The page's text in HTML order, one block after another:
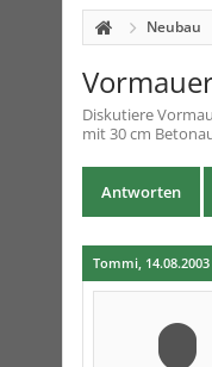
Neubau
Diskutiere
mit 30 cm
Antworten
Tommi, 14.08.2003